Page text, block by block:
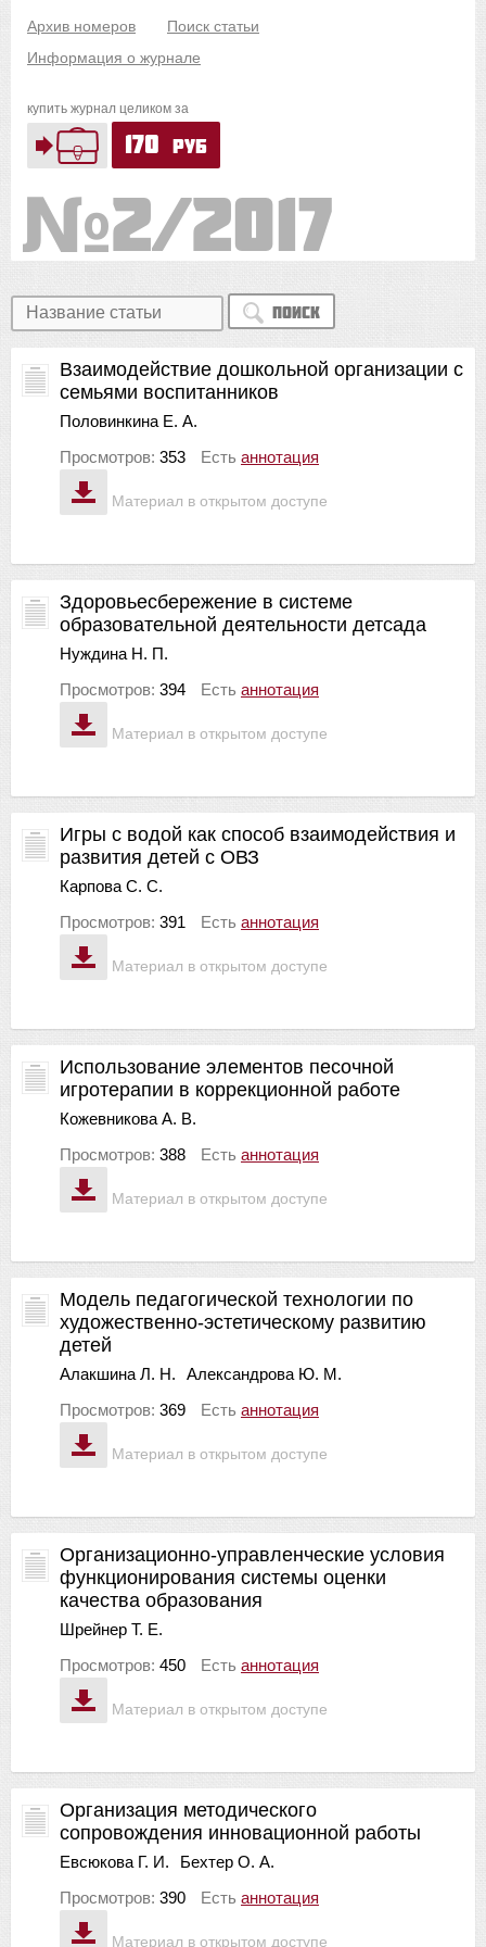
Архив номеров
Поиск статьи
Информация о журнале
купить журнал целиком за
170 руб
2/2017
Поиск
Материал в открытом доступе
Взаимодействие дошкольной организации с
семьями воспитанников
Половинкина Е. А.
Просмотров: 353 Есть аннотация
Материал в открытом доступе
Здоровьесбережение в системе
образовательной деятельности детсада
Нуждина Н. П.
Просмотров: 394 Есть аннотация
Материал в открытом доступе
Игры с водой как способ взаимодействия и
развития детей с ОВЗ
Карпова С. С.
Просмотров: 391 Есть аннотация
Материал в открытом доступе
Использование элементов песочной
игротерапии в коррекционной работе
Кожевникова А. В.
Просмотров: 388 Есть аннотация
Материал в открытом доступе
Модель педагогической технологии по
художественно-эстетическому развитию
детей
Алакшина Л. Н.
Александрова Ю. М.
Просмотров: 369 Есть аннотация
Материал в открытом доступе
Организационно-управленческие условия
функционирования системы оценки
качества образования
Шрейнер Т. Е.
Просмотров: 450 Есть аннотация
Материал в открытом доступе
Организация методического
сопровождения инновационной работы
Евсюкова Г. И.
Бехтер О. А.
Просмотров: 390 Есть аннотация